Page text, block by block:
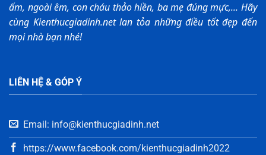
ấm, ngoài êm, con cháu thảo hiền, ba mẹ đúng mực,... Hãy
cùng Kienthucgiadinh.net lan tỏa những điều tốt đẹp đến
mọi nhà bạn nhé!
LIÊN HỆ & GÓP Ý
Email: info@kienthucgiadinh.net
https://www.facebook.com/kienthucgiadinh2022